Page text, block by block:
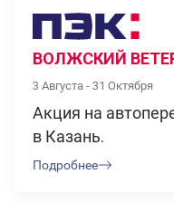
ВОЛЖСКИЙ
3 Августа - 31 Октября
Акция на
в Казань.
Подробнее